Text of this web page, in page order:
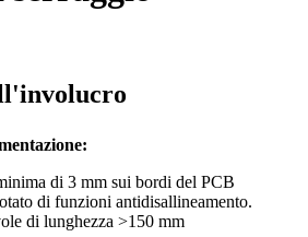
di 3 mm sui bordi del PCB
di funzioni antidisallineamento.
di lunghezza >150 mm